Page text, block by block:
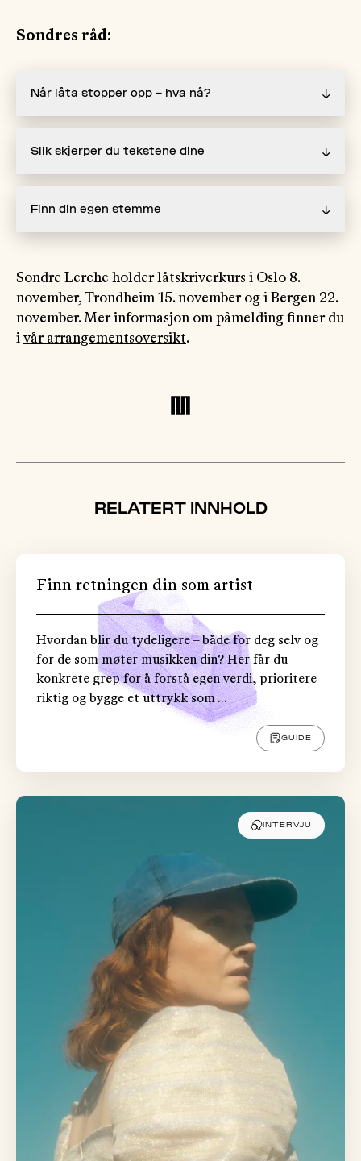
Sondres råd:
Når låta stopper opp – hva nå? ↓
Slik skjerper du tekstene dine ↓
Finn din egen stemme ↓
Sondre Lerche holder låtskriverkurs i Oslo 8.
november, Trondheim 15. november og i Bergen 22.
november. Mer informasjon om påmelding finner du
i vår arrangementsoversikt.
RELATERT INNHOLD
Finn retningen din som artist
Hvordan blir du tydeligere – både for deg selv og
for de som møter musikken din? Her får du
konkrete grep for å forstå egen verdi, prioritere
riktig og bygge et uttrykk som ...
GUIDE
INTERVJU